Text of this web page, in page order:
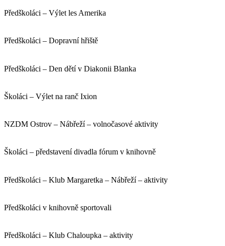
Předškoláci – Výlet les Amerika
Předškoláci – Dopravní hřiště
Předškoláci – Den dětí v Diakonii Blanka
Školáci – Výlet na ranč Ixion
NZDM Ostrov – Nábřeží – volnočasové aktivity
Školáci – představení divadla fórum v knihovně
Předškoláci – Klub Margaretka – Nábřeží – aktivity
Předškoláci v knihovně sportovali
Předškoláci – Klub Chaloupka – aktivity